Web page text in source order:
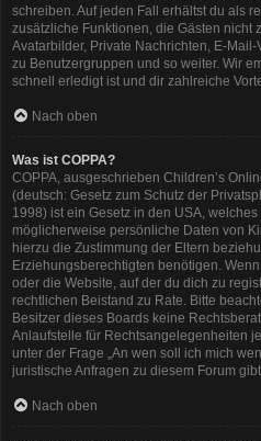
schreiben. Auf jeden Fall erhältst du als
zusätzliche Funktionen, die Gästen nicht
Avatarbilder, Private Nachrichten, E-
zu Benutzergruppen und so weiter. Wir
schnell erledigt ist und dir zahlreiche
Nach oben
Was ist COPPA?
COPPA, ausgeschrieben Children’s
(deutsch: Gesetz zum Schutz der
1998) ist ein Gesetz in den USA,
möglicherweise persönliche Daten von
hierzu die Zustimmung der Eltern
Erziehungsberechtigten benötigen.
oder die Website, auf der du dich zu
rechtlichen Beistand zu Rate. Bitte
Besitzer dieses Boards keine
Anlaufstelle für Rechtsangelegenheiten
unter der Frage „An wen soll ich mich
juristische Anfragen zu diesem Forum
Nach oben